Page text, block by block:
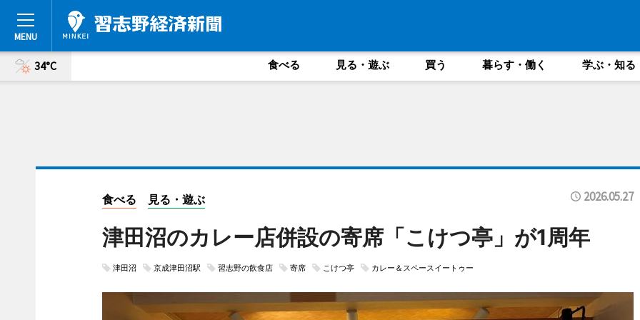
34°C 食べる 見る・遊ぶ 買う 暮らす・働く 学ぶ・知る
食べる 見る・遊ぶ 2026.05.27
津田沼のカレー店併設の寄席「こけつ亭」が1周年
津田沼 京成津田沼駅 習志野の飲食店 寄席 こけつ亭 カレー＆スペースイートゥー